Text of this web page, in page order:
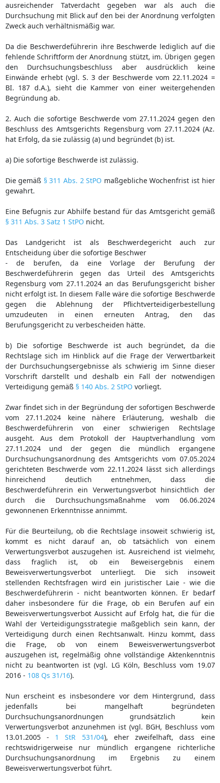
ausreichender Tatverdacht gegeben war als auch die
Durchsuchung mit Blick auf den bei der Anordnung verfolgten
Zweck auch verhältnismäßig war.
Da die Beschwerdeführerin ihre Beschwerde lediglich auf die
fehlende Schriftform der Anordnung stützt, im. Übrigen gegen
den Durchsuchungsbeschluss aber ausdrücklich keine
Einwände erhebt (vgl. S. 3 der Beschwerde vom 22.11.2024 =
BI. 187 d.A.), sieht die Kammer von einer weitergehenden
Begründung ab.
2. Auch die sofortige Beschwerde vom 27.11.2024 gegen den
Beschluss des Amtsgerichts Regensburg vom 27.11.2024 (Az.
hat Erfolg, da sie zulässig (a) und begründet (b) ist.
a) Die sofortige Beschwerde ist zulässig.
Die gemäß § 311 Abs. 2 StPO maßgebliche Wochenfrist ist hier
gewahrt.
Eine Befugnis zur Abhilfe bestand für das Amtsgericht gemäß
§ 311 Abs. 3 Satz 1 StPO nicht.
Das Landgericht ist als Beschwerdegericht auch zur
Entscheidung über die sofortige Beschwer
- de berufen, da eine Vorlage der Berufung der
Beschwerdeführerin gegen das Urteil des Amtsgerichts
Regensburg vom 27.11.2024 an das Berufungsgericht bisher
nicht erfolgt ist. In diesem Falle wäre die sofortige Beschwerde
gegen die Ablehnung der Pflichtverteidigerbestellung
umzudeuten in einen erneuten Antrag, den das
Berufungsgericht zu verbescheiden hätte.
b) Die sofortige Beschwerde ist auch begründet, da die
Rechtslage sich im Hinblick auf die Frage der Verwertbarkeit
der Durchsuchungsergebnisse als schwierig im Sinne dieser
Vorschrift darstellt und deshalb ein Fall der notwendigen
Verteidigung gemäß § 140 Abs. 2 StPO vorliegt.
Zwar findet sich in der Begründung der sofortigen Beschwerde
vom 27.11.2024 keine nähere Erläuterung, weshalb die
Beschwerdeführerin von einer schwierigen Rechtslage
ausgeht. Aus dem Protokoll der Hauptverhandlung vom
27.11.2024 und der gegen die mündlich ergangene
Durchsuchungsanordnung des Amtsgerichts vom 07.05.2024
gerichteten Beschwerde vom 22.11.2024 lässt sich allerdings
hinreichend deutlich entnehmen, dass die
Beschwerdeführerin ein Verwertungsverbot hinsichtlich der
durch die Durchsuchungsmaßnahme vom 06.06.2024
gewonnenen Erkenntnisse annimmt.
Für die Beurteilung, ob die Rechtslage insoweit schwierig ist,
kommt es nicht darauf an, ob tatsächlich von einem
Verwertungsverbot auszugehen ist. Ausreichend ist vielmehr,
dass fraglich ist, ob ein Beweisergebnis einem
Beweisverwertungsverbot unterliegt. Die sich insoweit
stellenden Rechtsfragen wird ein juristischer Laie - wie die
Beschwerdeführerin - nicht beantworten können. Er bedarf
daher insbesondere für die Frage, ob ein Berufen auf ein
Beweisverwertungsverbot Aussicht auf Erfolg hat, die für die
Wahl der Verteidigungsstrategie maßgeblich sein kann, der
Verteidigung durch einen Rechtsanwalt. Hinzu kommt, dass
die Frage, ob von einem Beweisverwertungsverbot
auszugehen ist, regelmäßig ohne vollständige Aktenkenntnis
nicht zu beantworten ist (vgl. LG Köln, Beschluss vom 19.07
2016 - 108 Qs 31/16).
Nun erscheint es insbesondere vor dem Hintergrund, dass
jedenfalls bei mangelhaft begründeten
Durchsuchungsanordnungen grundsätzlich kein
Verwertungsverbot anzunehmen ist (vgl. BGH, Beschluss vom
13.01.2005 - 1 StR 531/04), eher zweifelhaft, dass eine
rechtswidrigerweise nur mündlich ergangene richterliche
Durchsuchungsanordnung im Ergebnis zu einem
Beweisverwertungsverbot führt.